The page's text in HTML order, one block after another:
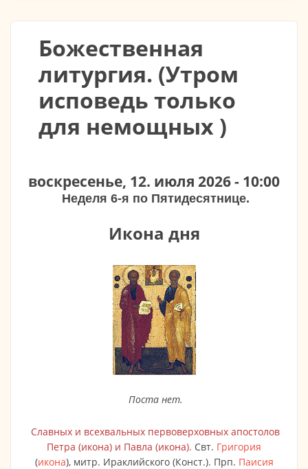
Божественная
литургия. (Утром
исповедь только
для немощных )
воскресенье, 12. июля 2026 - 10:00
Неделя 6-я по Пятидесятнице.
Икона дня
Поста нет.
Славных и всехвальных первоверховных апостолов
Петра (икона) и Павла (икона). Свт. Григория
(икона), митр. Ираклийского (Конст.). Прп. Паисия